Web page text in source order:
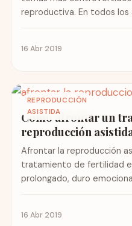
reproductiva. En todos
16 Abr 2019
REPRODUCCIÓN
ASISTIDA
Cómo afrontar un
reproducción
Afrontar la reproducción
tratamiento de fertilidad
prolongado, duro
16 Abr 2019